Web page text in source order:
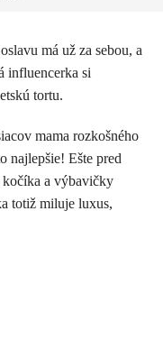
má už za sebou, a
influencerka si
tortu.
mama rozkošného
najlepšie! Ešte pred
kočíka a výbavičky
totiž miluje luxus,